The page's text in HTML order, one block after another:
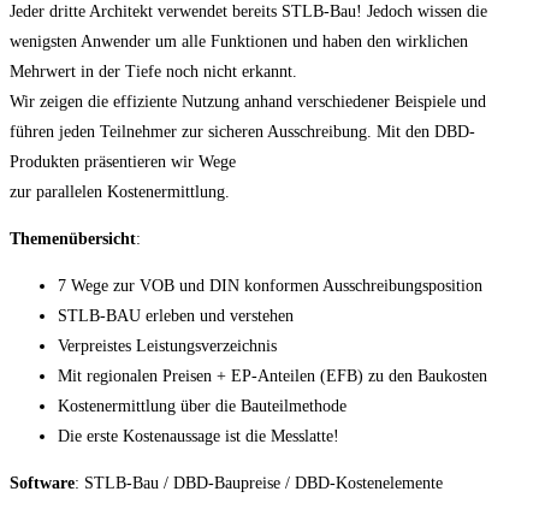
Jeder dritte Architekt verwendet bereits STLB-Bau! Jedoch wissen die
wenigsten Anwender um alle Funktionen und haben den wirklichen
Mehrwert in der Tiefe noch nicht erkannt.
Wir zeigen die effiziente Nutzung anhand verschiedener Beispiele und
führen jeden Teilnehmer zur sicheren Ausschreibung. Mit den DBD-
Produkten präsentieren wir Wege
zur parallelen Kostenermittlung.
Themenübersicht:
7 Wege zur VOB und DIN konformen Ausschreibungsposition
STLB-BAU erleben und verstehen
Verpreistes Leistungsverzeichnis
Mit regionalen Preisen + EP-Anteilen (EFB) zu den Baukosten
Kostenermittlung über die Bauteilmethode
Die erste Kostenaussage ist die Messlatte!
Software: STLB-Bau / DBD-Baupreise / DBD-Kostenelemente